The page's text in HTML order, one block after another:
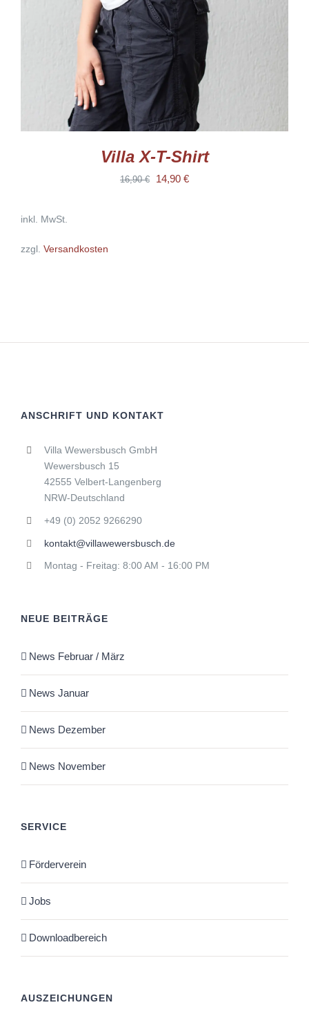
OPTIONEN
KÖNNEN
PRODUKTSEITE
GEWÄHLT
WERDEN
Villa X-T-Shirt
16,90€
Ursprünglicher
14,90 €Aktueller
inkl. MwSt.
zzgl. Versandkosten
ANSCHRIFT UND KONTAKT
Villa Wewersbusch GmbH
Wewersbusch 15
42555 Velbert-Langenberg
NRW-Deutschland
+49 (0) 2052 9266290
kontakt@villawewersbusch.de
Montag - Freitag: 8:00 AM - 16:00 PM
NEUE BEITRÄGE
News Februar / März
News Januar
News Dezember
News November
SERVICE
Förderverein
Jobs
Downloadbereich
AUSZEICHUNGEN